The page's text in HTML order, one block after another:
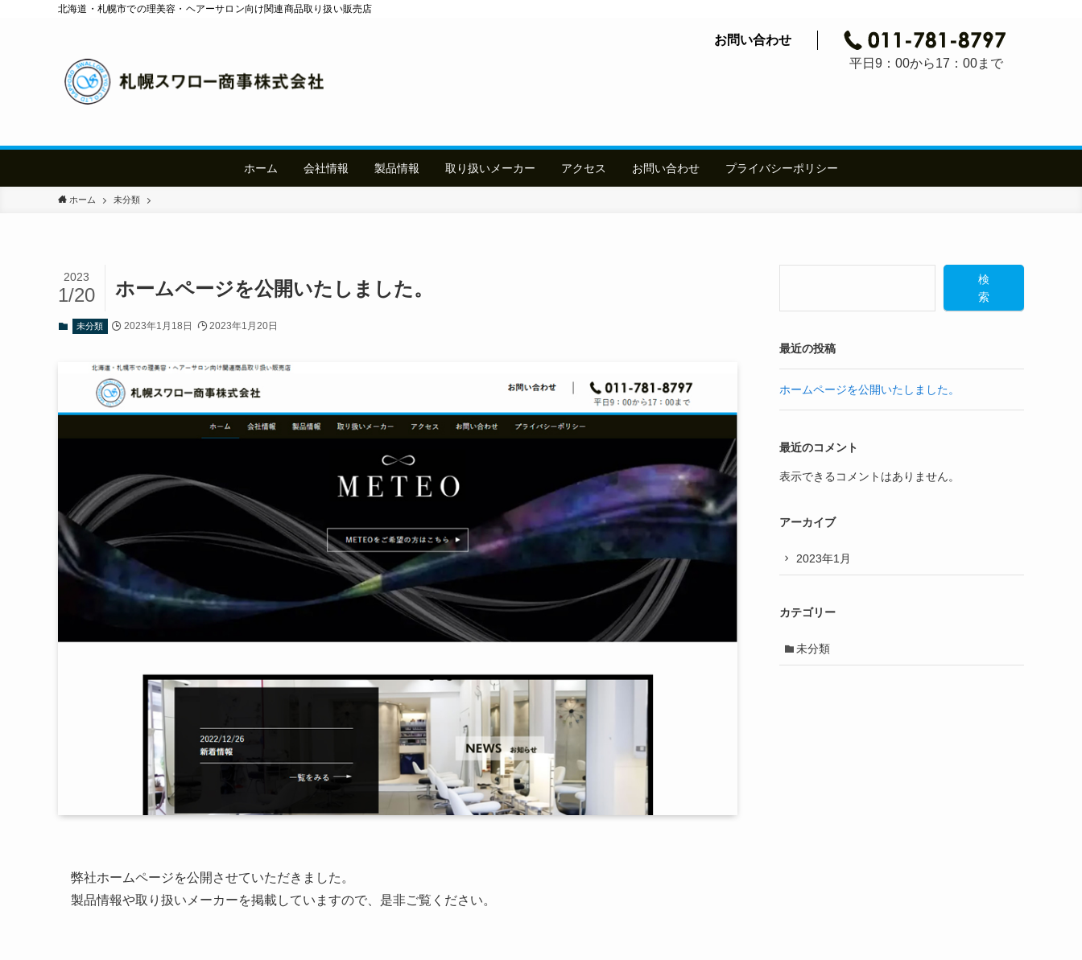
北海道・札幌市での理美容・ヘアーサロン向け関連商品取り扱い販売店
ホーム 会社情報 製品情報 取り扱いメーカー アクセス お問い合わせ プライバシーポリシー
お問い合わせ
平日9：00から17：00まで
ホーム 未分類
ホームページを公開いたしました。
2023
1/20
未分類 2023年1月18日 2023年1月20日
弊社ホームページを公開させていただきました。
製品情報や取り扱いメーカーを掲載していますので、是非ご覧ください。
検
索
最近の投稿
ホームページを公開いたしました。
最近のコメント
表示できるコメントはありません。
アーカイブ
2023年1月
カテゴリー
未分類